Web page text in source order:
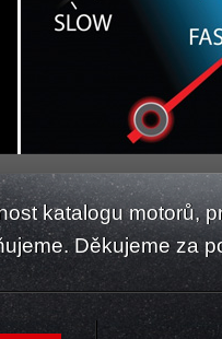
katalogu motorů,
Děkujeme za